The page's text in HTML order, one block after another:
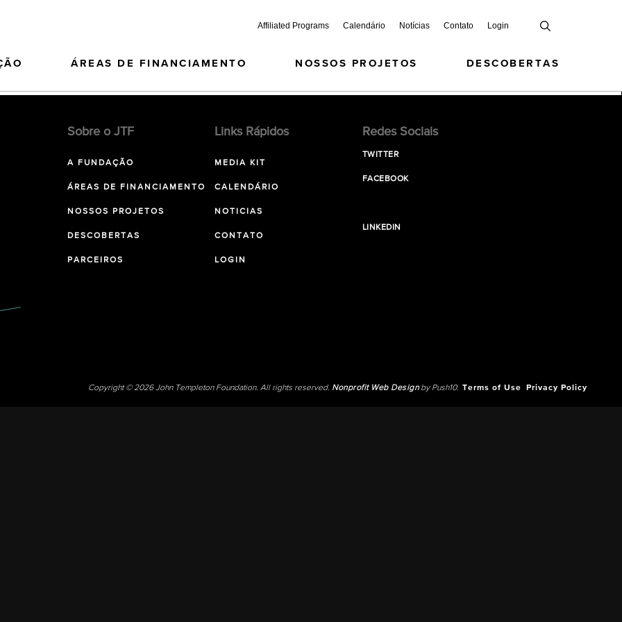
Affiliated Programs Calendário Notícias Contato Login
ÁREAS DE FINANCIAMENTO NOSSOS PROJETOS DESCOBERTAS
Sobre o JTF
A FUNDAÇÃO
ÁREAS DE FINANCIAMENTO
NOSSOS PROJETOS
DESCOBERTAS
PARCEIROS
Links Rápidos
MEDIA KIT
CALENDÁRIO
NOTICIAS
CONTATO
LOGIN
Redes Sociais
TWITTER
FACEBOOK
LINKEDIN
Copyright © 2026 John Templeton Foundation. All rights reserved. Nonprofit Web Designby Push10. Terms of Use Privacy Policy